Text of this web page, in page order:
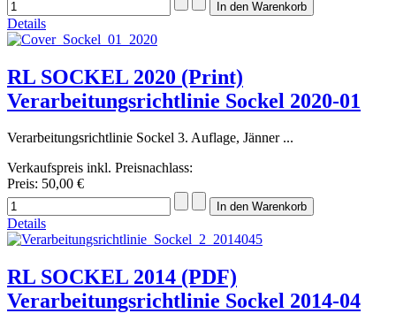
Details
RL SOCKEL 2020 (Print)
Verarbeitungsrichtlinie Sockel 2020-01
Verarbeitungsrichtlinie Sockel 3. Auflage, Jänner ...
Verkaufspreis inkl. Preisnachlass:
Preis: 50,00 €
Details
RL SOCKEL 2014 (PDF)
Verarbeitungsrichtlinie Sockel 2014-04